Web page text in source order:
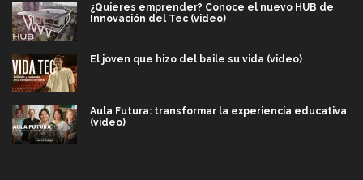
¿Quieres emprender? Conoce el nuevo HUB de
Innovación del Tec (video)
El joven que hizo del baile su vida (video)
Aula Futura: transformar la experiencia educativa
(video)